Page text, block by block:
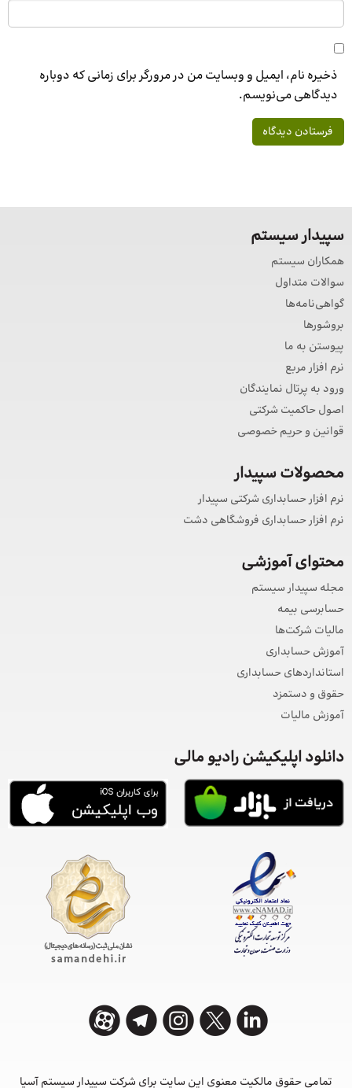
ذخیره نام، ایمیل و وبسایت من در مرورگر برای زمانی که دوباره
دیدگاهی می‌نویسم.
سپیدار سیستم
همکاران سیستم
سوالات متداول
گواهی‌نامه‌ها
بروشورها
پیوستن به ما
نرم افزار مربع
ورود به پرتال نمایندگان
اصول حاکمیت شرکتی
قوانین و حریم خصوصی
محصولات سپیدار
نرم افزار حسابداری شرکتی سپیدار
نرم افزار حسابداری فروشگاهی دشت
محتوای آموزشی
مجله سپیدار سیستم
حسابرسی بیمه
مالیات شرکت‌ها
آموزش حسابداری
استانداردهای حسابداری
حقوق و دستمزد
آموزش مالیات
دانلود اپلیکیشن رادیو مالی
تمامی حقوق مالکیت معنوی این ‌سایت برای شرکت سپیدار سیستم آسیا